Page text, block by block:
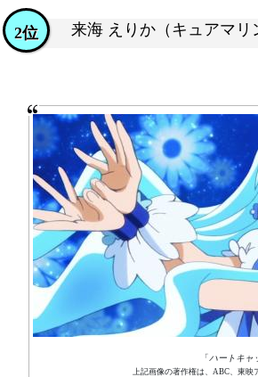
来海 えりか（キュアマリ
2位
「ハートキャ
上記画像の著作権は、ABC、東映